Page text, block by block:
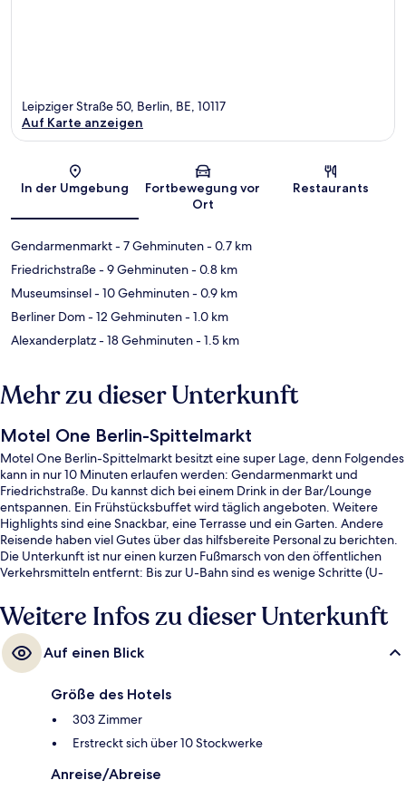
Karte
Leipziger Straße 50, Berlin, BE, 10117
Auf Karte anzeigen
In der Umgebung
Fortbewegung vor
Ort
Restaurants
Gendarmenmarkt- 7 Gehminuten- 0.7 km
Friedrichstraße- 9 Gehminuten- 0.8 km
Museumsinsel- 10 Gehminuten- 0.9 km
Berliner Dom- 12 Gehminuten- 1.0 km
Alexanderplatz- 18 Gehminuten- 1.5 km
Mehr zu dieser Unterkunft
Motel One Berlin-Spittelmarkt
Motel One Berlin-Spittelmarkt besitzt eine super Lage, denn Folgendes
kann in nur 10 Minuten erlaufen werden: Gendarmenmarkt und
Friedrichstraße. Du kannst dich bei einem Drink in der Bar/Lounge
entspannen. Ein Frühstücksbuffet wird täglich angeboten. Weitere
Highlights sind eine Snackbar, eine Terrasse und ein Garten. Andere
Reisende haben viel Gutes über das hilfsbereite Personal zu berichten.
Die Unterkunft ist nur einen kurzen Fußmarsch von den öffentlichen
Verkehrsmitteln entfernt: Bis zur U-Bahn sind es wenige Schritte (U-
Weitere Infos zu dieser Unterkunft
Auf einen Blick
Größe des Hotels
303 Zimmer
Erstreckt sich über 10 Stockwerke
Anreise/Abreise